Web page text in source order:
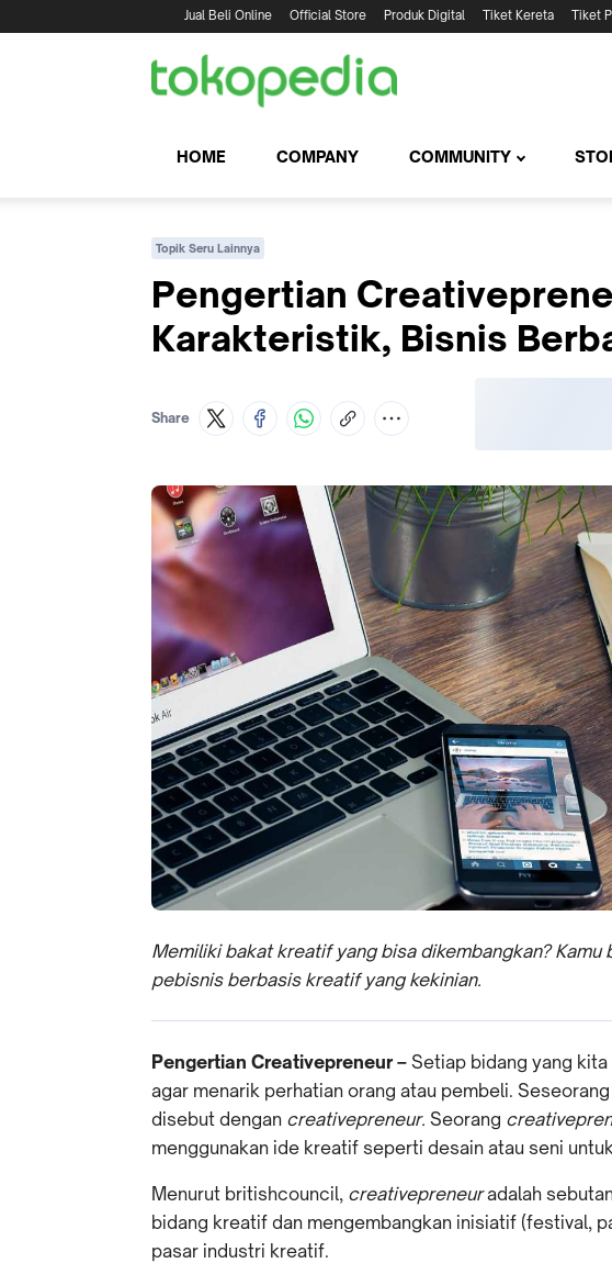
Jual Beli Online Official Store Produk Digital Tiket Kereta Tiket
HOME COMPANY COMMUNITY
Topik Seru Lainnya
Pengertian
Karakteristik, Bisnis
Share
Memiliki bakat kreatif yang bisa dikembangkan?
pebisnis berbasis kreatif yang kekinian.
Pengertian Creativepreneur – Setiap bidang yang
agar menarik perhatian orang atau pembeli.
disebut dengan creativepreneur. Seorang
menggunakan ide kreatif seperti desain atau seni
Menurut britishcouncil, creativepreneuradalah
bidang kreatif dan mengembangkan inisiatif (festival,
pasar industri kreatif.